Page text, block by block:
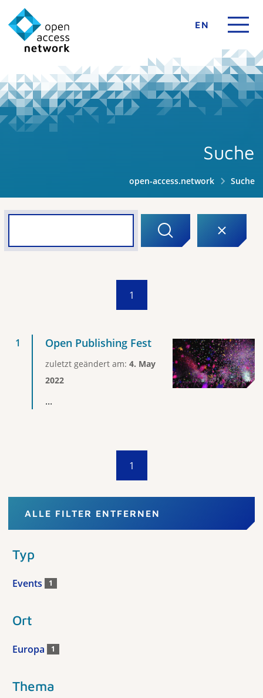
EN
Suche
open-access.network Suche
1
Open Publishing Fest
zuletzt geändert am: 4. May
2022
...
1
ALLE FILTER ENTFERNEN
Typ
Events 1
Ort
Europa 1
Thema